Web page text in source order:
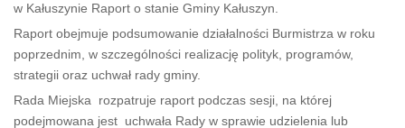
w Kałuszynie Raport o stanie Gminy Kałuszyn.
Raport obejmuje podsumowanie działalności Burmistrza w roku
poprzednim, w szczególności realizację polityk, programów,
strategii oraz uchwał rady gminy.
Rada Miejska rozpatruje raport podczas sesji, na której
podejmowana jest uchwała Rady w sprawie udzielenia lub